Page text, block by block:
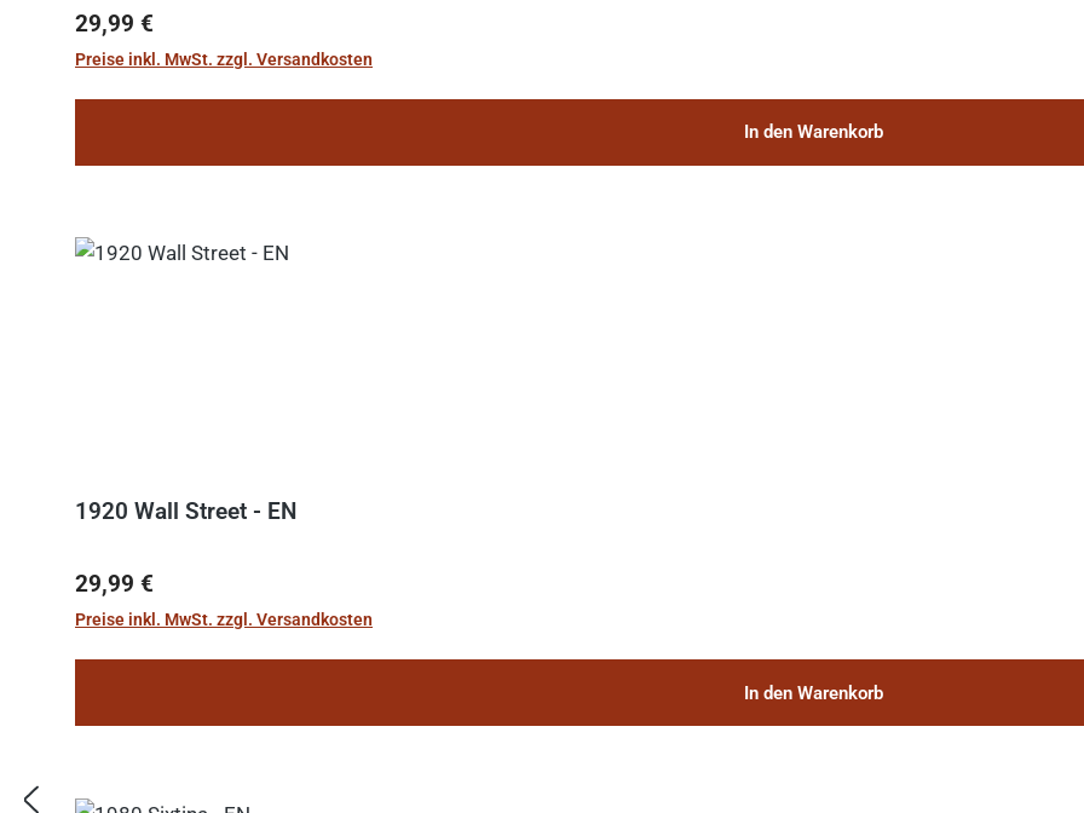
Regulärer Preis:
29,99 €
Preise inkl. MwSt. zzgl. Versandkosten
In den Warenkorb
1920 Wall Street - EN
Regulärer Preis:
29,99 €
Preise inkl. MwSt. zzgl. Versandkosten
In den Warenkorb